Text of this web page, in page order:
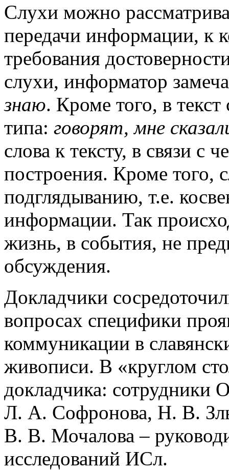
Слухи можно
передачи информации, к
требования
слухи, информатор
знаю. Кроме того, в
типа: говорят, мне
слова к тексту, в связи с
построения. Кроме того,
подглядыванию, т.е.
информации. Так
жизнь, в события, не
обсуждения.
Докладчики
вопросах специфики
коммуникации в
живописи. В «круглом
докладчика: сотрудники
Л. А. Софронова, Н. В.
В. В. Мочалова –
исследований ИСл.